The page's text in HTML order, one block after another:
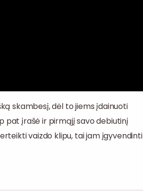
skambesį, dėl to jiems įdainuoti
pat įrašė ir pirmąjį savo debiutinį
vaizdo klipu, tai jam įgyvendinti